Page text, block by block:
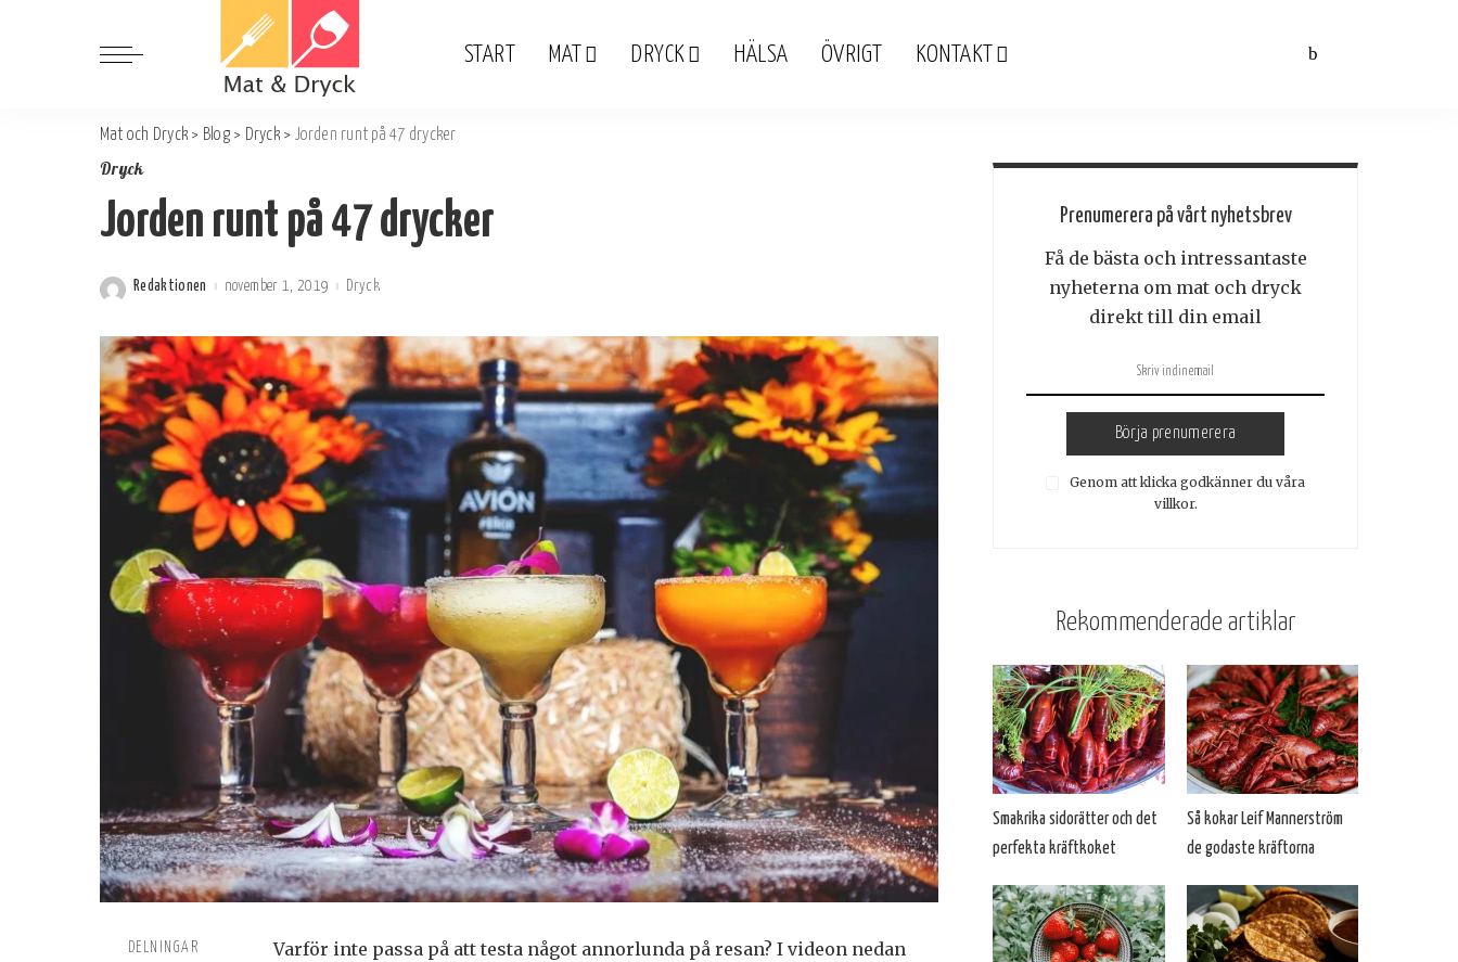
START MAT DRYCK HÄLSA ÖVRIGT KONTAKT
Mat och Dryck > Blog> Dryck> Jorden runt på 47 drycker
Dryck
Jorden runt på 47 drycker
Postat
Redaktionen november 1, 2019 Dryck
DELNINGAR
Varför inte passa på att testa något annorlunda på resan? I videon nedan
Prenumerera på vårt nyhetsbrev
Få de bästa och intressantaste
nyheterna om mat och dryck
direkt till din email
Börja prenumerera
Genom att klicka godkänner du våra
villkor.
Rekommenderade artiklar
Smakrika sidorätter och det
perfekta kräftkoket
Så kokar Leif Mannerström
de godaste kräftorna